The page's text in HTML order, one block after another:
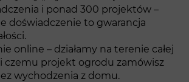
i ponad 300 projektów –
doświadczenie to gwarancja
online – działamy na terenie całej
czemu projekt ogrodu zamówisz
wychodzenia z domu.